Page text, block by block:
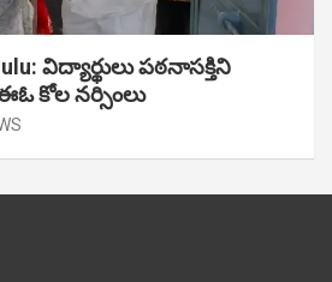
విద్యార్థులు పఠ‌నాసక్తిని
కోల నర్సింలు